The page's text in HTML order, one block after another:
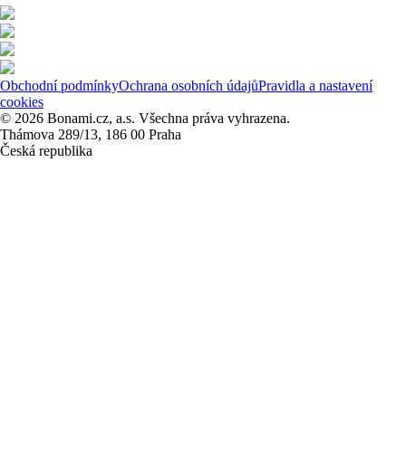
Obchodní podmínkyOchrana osobních údajůPravidla a nastavení
cookies
© 2026 Bonami.cz, a.s. Všechna práva vyhrazena.
Thámova 289/13, 186 00 Praha
Česká republika